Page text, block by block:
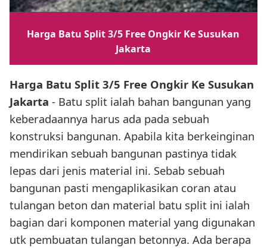
Harga Batu Split 3/5 Free Ongkir Ke Susukan
Jakarta
Harga Batu Split 3/5 Free Ongkir Ke Susukan
Jakarta - Batu split ialah bahan bangunan yang
keberadaannya harus ada pada sebuah
konstruksi bangunan. Apabila kita berkeinginan
mendirikan sebuah bangunan pastinya tidak
lepas dari jenis material ini. Sebab sebuah
bangunan pasti mengaplikasikan coran atau
tulangan beton dan material batu split ini ialah
bagian dari komponen material yang digunakan
utk pembuatan tulangan betonnya. Ada berapa